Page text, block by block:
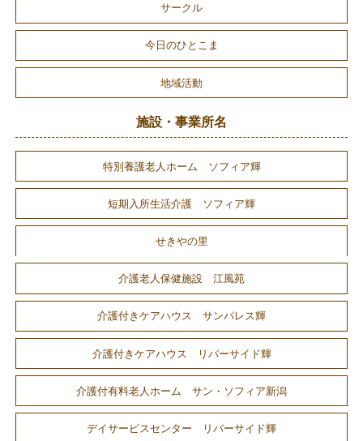
サークル
今日のひとこま
地域活動
施設・事業所名
特別養護老人ホーム ソフィア輝
短期入所生活介護 ソフィア輝
せきやの里
介護老人保健施設 江風苑
介護付きケアハウス サンパレス輝
介護付きケアハウス リバーサイド輝
介護付有料老人ホーム サン・ソフィア新潟
デイサービスセンター リバーサイド輝